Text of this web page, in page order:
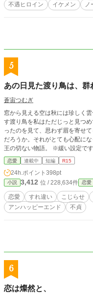
います。 ※本作品は、エブリス
不遇ヒロイン
イケメン ノ
5
あの日見た渡り鳥は、群
蒼宙つむぎ
窓から見える空は秋には珍しく
す渡り鳥を私はただじっと見つ
ったのを見て、思わず眉を寄せ
だろうか。それがとても心配になった――。 すれ違い、愛
王の切ない物語。 ※緩い設定です ※多くを語らず、読者に想像と妄想を楽しん
でもらえたらと思います。
恋愛 連載中 短編 R15
24h.ポイント 398pt
小説 3,412 位 / 228,634件 恋愛
恋愛 すれ違い こじらせ
アンハッピーエンド
不貞
6
恋は燦然と、